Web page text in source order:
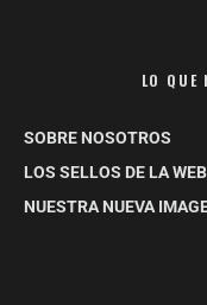
LO QUE
SOBRE NOSOTROS
LOS SELLOS DE LA WEB
NUESTRA NUEVA